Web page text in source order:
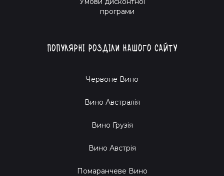
програми
Популярні розділи нашого сайту
Червоне Вино
Вино Австралія
Вино Грузія
Вино Австрія
Помаранчеве Вино